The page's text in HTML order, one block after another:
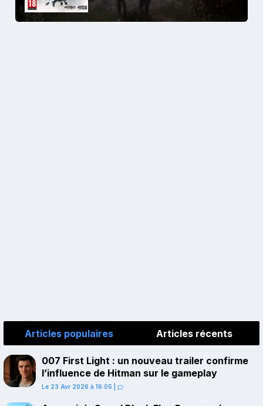
Articles populaires Articles récents
007 First Light : un nouveau trailer confirme
l’influence de Hitman sur le gameplay
Le 23 Avr 2026 à 16:05